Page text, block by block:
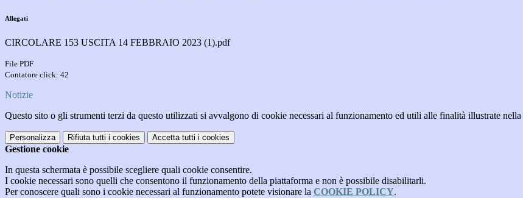
Allegati
CIRCOLARE 153 USCITA 14 FEBBRAIO 2023 (1).pdf
File PDF
Contatore click: 42
Notizie
Questo sito o gli strumenti terzi da questo utilizzati si avvalgono di cookie necessari al funzionamento ed utili alle finalità illustrate nella
Personalizza Rifiuta tutti i cookies Accetta tutti i cookies
Gestione cookie
In questa schermata è possibile scegliere quali cookie consentire.
I cookie necessari sono quelli che consentono il funzionamento della piattaforma e non è possibile disabilitarli.
Per conoscere quali sono i cookie necessari al funzionamento potete visionare la COOKIE POLICY.